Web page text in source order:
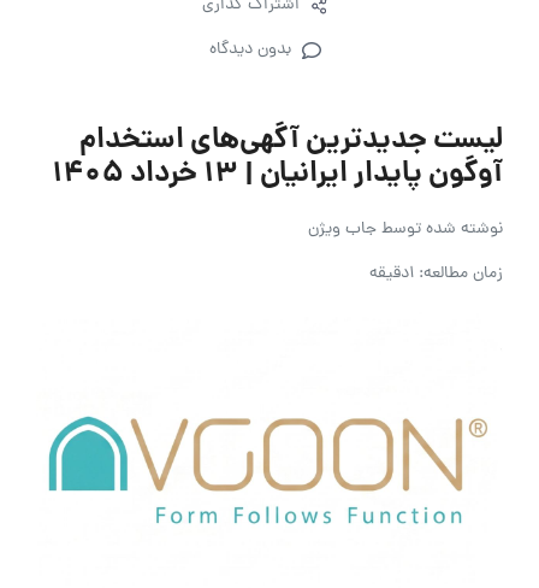
اشتراک گذاری
بدون دیدگاه
لیست جدیدترین آگهی‌های استخدام
آوگون پایدار ایرانیان | ۱۳ خرداد ۱۴۰۵
نوشته شده توسطجاب ویژن
زمان مطالعه: 1دقیقه